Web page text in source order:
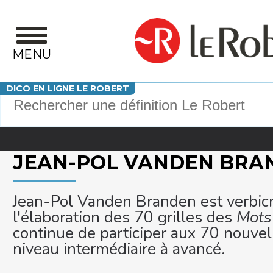
MENU
DICO EN LIGNE LE ROBERT
Votre recherche
JEAN-POL VANDEN
Jean-Pol Vanden Branden est
l'élaboration des 70 grilles des
continue de participer aux 70
niveau intermédiaire à avancé.